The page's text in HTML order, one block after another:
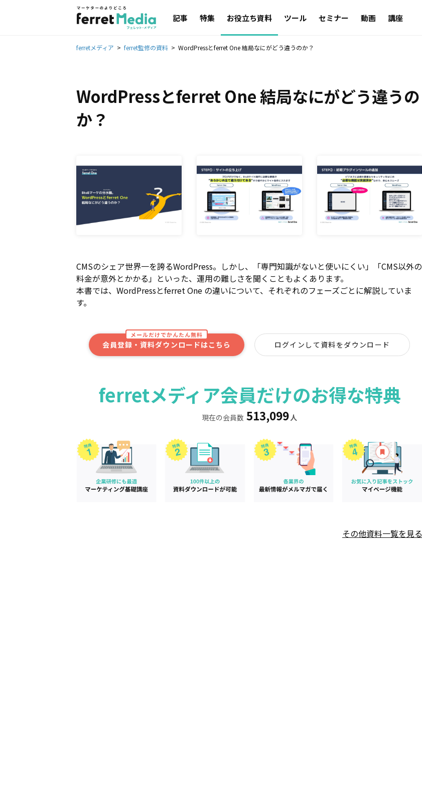
記事 特集 お役立ち資料 ツール セミナー 動画 講座
ferretメディア ferret監修の資料 WordPressとferret One 結局なにがどう違うのか？
WordPressとferret One 結局なにがどう違うの
か？
CMSのシェア世界一を誇るWordPress。しかし、「専門知識がないと使いにくい」「CMS以外の
料金が意外とかかる」といった、運用の難しさを聞くこともよくあります。
本書では、WordPressとferret One の違いについて、それぞれのフェーズごとに解説していま
す。
メールだけでかんたん無料
会員登録・資料ダウンロードはこちら ログインして資料をダウンロード
ferretメディア会員だけのお得な特典
現在の会員数 513,099 人
その他資料一覧を見る